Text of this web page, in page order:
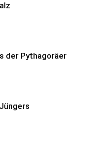
der Pythagoräer